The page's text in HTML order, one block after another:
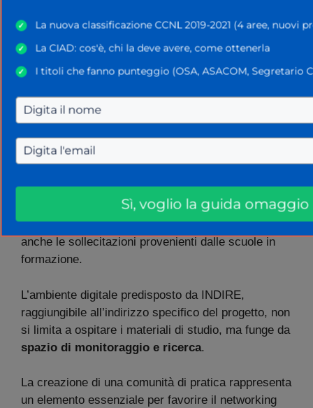
in
modalità asincronaattraverso la piattaforma
dedicata, sebbene siano previsti momenti di
confronto sincrono per stimolare la partecipazione
moduli didattici
agili e facilmente fruibili, composti da video lezioni
brevi studiate per integrarsi con i tempi lavorativi
Tali risorse saranno soggette a regolari
aggiornamentidurante l’intero triennio, recependo
anche le sollecitazioni provenienti dalle scuole in
formazione.
L’ambiente digitale predisposto da INDIRE,
raggiungibile all’indirizzo specifico del progetto, non
si limita a ospitare i materiali di studio, ma funge da
spazio di monitoraggio e ricerca.
La creazione di una comunità di pratica rappresenta
un elemento essenziale per favorire il networking
✓ La nuova classificazione CCNL 2019-2021 (4 aree, nuovi
✓ La CIAD: cos'è, chi la deve avere, come ottenerla
✓ I titoli che fanno punteggio (OSA, ASACOM, Segretario
Sì, voglio la guida omaggio